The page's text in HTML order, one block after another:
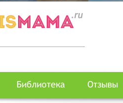
Библиотека Отзывы